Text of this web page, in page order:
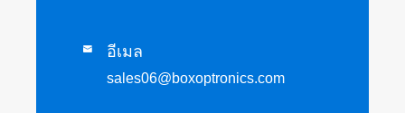
 อีเมล
sales06@boxoptronics.com